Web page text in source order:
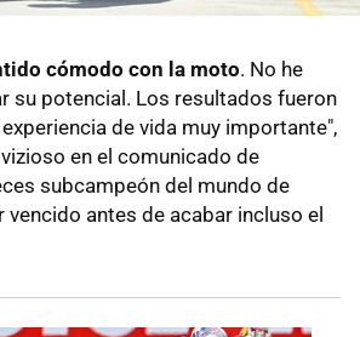
cómodo con la moto. No he
su potencial. Los resultados fueron
de vida muy importante",
en el comunicado de
subcampeón del mundo de
antes de acabar incluso el